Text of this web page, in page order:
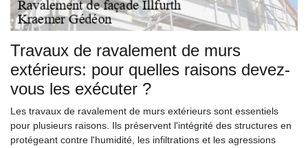
Travaux de ravalement de murs
extérieurs: pour quelles raisons devez-
vous les exécuter ?
Les travaux de ravalement de murs extérieurs sont essentiels
pour plusieurs raisons. Ils préservent l'intégrité des structures en
protégeant contre l'humidité, les infiltrations et les agressions